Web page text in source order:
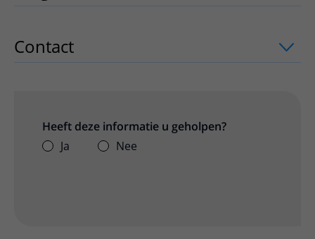
Contact uitklapper, klik om te openen
Heeft deze informatie u geholpen?
Ja
Nee